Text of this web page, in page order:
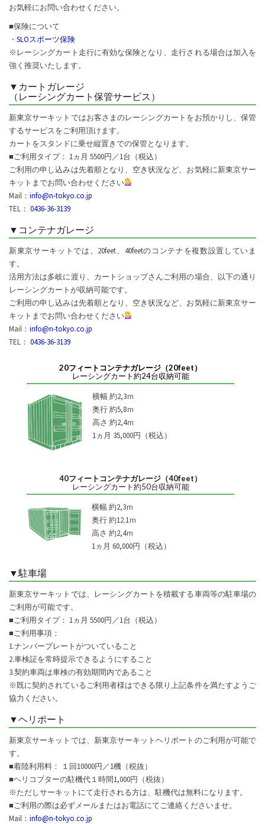
お気軽にお問い合わせください。
■保険について
・ SLOスポーツ保険
※レーシングカート走行に有効な保険となり、走行される場合は加入を
強く推奨いたします。
▼カートガレージ
（レーシングカート保管サービス）
新東京サーキットではお客さまのレーシングカートをお預かりし、保管
するサービスをご利用頂けます。
カートをスタンドに乗せ縦置きでの保管となります。
■ご利用タイプ： 1ヵ月 5500円／1台（税込）
ご利用の申し込みは先着順となり、空き状況など、お気軽に新東京サー
キットまでお問い合わせください
Mail： info@n-tokyo.co.jp
TEL： 0436-36-3139
▼コンテナガレージ
新東京サーキットでは、20feet、40feetのコンテナを複数設置していま
す。
活用方法は多岐に渡り、カートショップさんご利用の場合、以下の通り
レーシングカートが収納可能です。
ご利用の申し込みは先着順となり、空き状況など、お気軽に新東京サー
キットまでお問い合わせください
Mail： info@n-tokyo.co.jp
TEL： 0436-36-3139
20フィートコンテナガレージ（20feet）
レーシングカート約24台収納可能
横幅 約2,3ｍ
奥行 約5,8ｍ
高さ 約2,4ｍ
1ヵ月 35,000円（税込）
40フィートコンテナガレージ（40feet）
レーシングカート約50台収納可能
横幅 約2,3ｍ
奥行 約12.1ｍ
高さ 約2,4ｍ
1ヵ月 60,000円（税込）
▼駐車場
新東京サーキットでは、レーシングカートを積載する車両等の駐車場の
ご利用が可能です。
■ご利用タイプ： 1ヵ月 5500円／1台（税込）
■ご利用事項：
1.ナンバープレートがついていること
2.車検証を常時提示できるようにすること
3.契約車両は車検の有効期間内であること
※既に契約されているご利用者様はできる限り上記条件を満たすようご
協力ください。
▼ヘリポート
新東京サーキットでは、新東京サーキットヘリポートのご利用が可能で
す。
■着陸利用料： １回10000円／1機（税抜）
■ヘリコプターの駐機代１時間1,000円（税抜）
※ただしサーキットにて走行される方は、駐機代は無料になります。
■ご利用の際は必ずメールまたはお電話にてご連絡くださいませ。
Mail： info@n-tokyo.co.jp